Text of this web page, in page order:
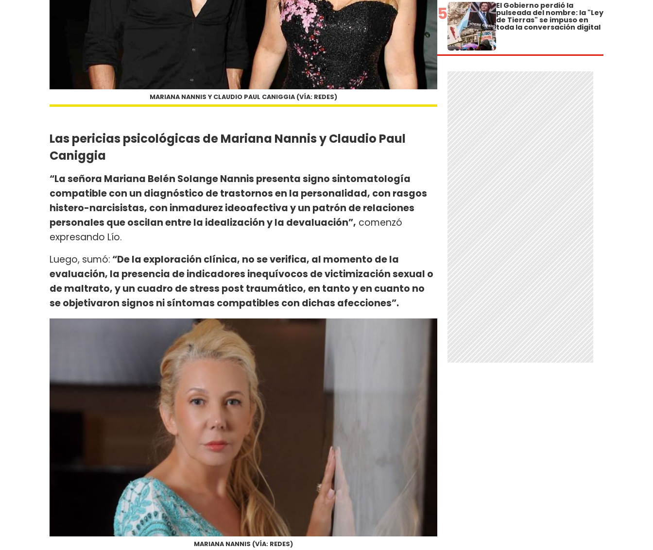
MARIANA NANNIS Y CLAUDIO PAUL CANIGGIA (VÍA: REDES)
Las pericias psicológicas de Mariana Nannis y Claudio Paul
Caniggia
“La señora Mariana Belén Solange Nannis presenta signo sintomatología
compatible con un diagnóstico de trastornos en la personalidad, con rasgos
histero-narcisistas, con inmadurez ideoafectiva y un patrón de relaciones
personales que oscilan entre la idealización y la devaluación”, comenzó
expresando Lío.
Luego, sumó: “De la exploración clínica, no se verifica, al momento de la
evaluación, la presencia de indicadores inequívocos de victimización sexual o
de maltrato, y un cuadro de stress post traumático, en tanto y en cuanto no
se objetivaron signos ni síntomas compatibles con dichas afecciones”.
MARIANA NANNIS (VÍA: REDES)
5 El Gobierno perdió la
pulseada del nombre: la "Ley
de Tierras" se impuso en
toda la conversación digital